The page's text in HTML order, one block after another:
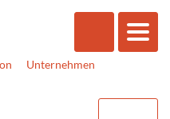
Unternehmen